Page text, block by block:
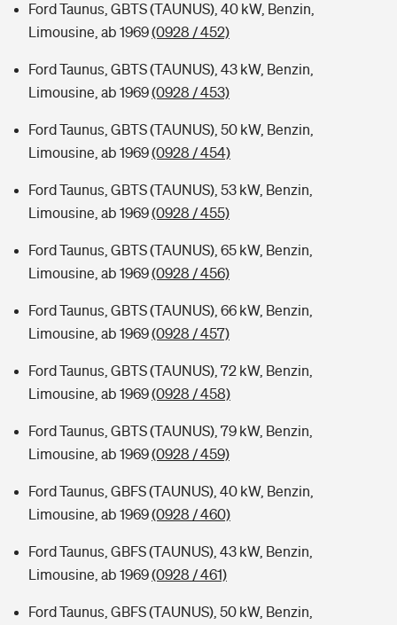
Ford Taunus, GBTS (TAUNUS), 40 kW, Benzin,
Limousine, ab 1969(0928 / 452)
Ford Taunus, GBTS (TAUNUS), 43 kW, Benzin,
Limousine, ab 1969(0928 / 453)
Ford Taunus, GBTS (TAUNUS), 50 kW, Benzin,
Limousine, ab 1969(0928 / 454)
Ford Taunus, GBTS (TAUNUS), 53 kW, Benzin,
Limousine, ab 1969(0928 / 455)
Ford Taunus, GBTS (TAUNUS), 65 kW, Benzin,
Limousine, ab 1969(0928 / 456)
Ford Taunus, GBTS (TAUNUS), 66 kW, Benzin,
Limousine, ab 1969(0928 / 457)
Ford Taunus, GBTS (TAUNUS), 72 kW, Benzin,
Limousine, ab 1969(0928 / 458)
Ford Taunus, GBTS (TAUNUS), 79 kW, Benzin,
Limousine, ab 1969(0928 / 459)
Ford Taunus, GBFS (TAUNUS), 40 kW, Benzin,
Limousine, ab 1969(0928 / 460)
Ford Taunus, GBFS (TAUNUS), 43 kW, Benzin,
Limousine, ab 1969(0928 / 461)
Ford Taunus, GBFS (TAUNUS), 50 kW, Benzin,